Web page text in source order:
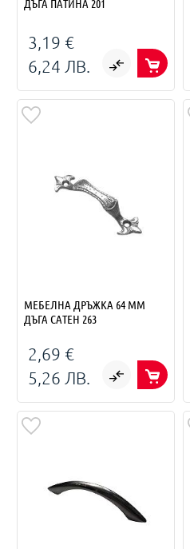
ДЪГА ПАТИНА 201
3,19 €
6,24 ЛВ.
МЕБЕЛНА ДРЪЖКА 64 ММ
ДЪГА САТЕН 263
2,69 €
5,26 ЛВ.